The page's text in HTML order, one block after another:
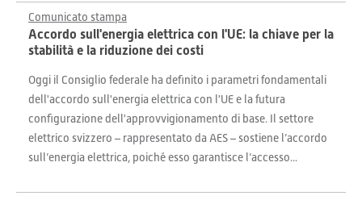
Comunicato stampa
Accordo sull'energia elettrica con l'UE: la chiave per la
stabilità e la riduzione dei costi
Oggi il Consiglio federale ha definito i parametri fondamentali
dell'accordo sull'energia elettrica con l'UE e la futura
configurazione dell'approvvigionamento di base. Il settore
elettrico svizzero – rappresentato da AES – sostiene l’accordo
sull’energia elettrica, poiché esso garantisce l’accesso...